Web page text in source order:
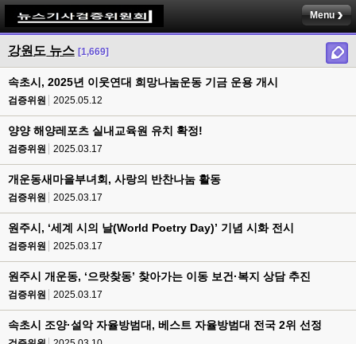
Menu
강원도 뉴스 [1,669]
속초시, 2025년 이웃연대 희망나눔운동 기금 운용 개시
검증위원 2025.05.12
양양 해양레포츠 실내교육원 유치 확정!
검증위원 2025.03.17
개운동새마을부녀회, 사랑의 반찬나눔 활동
검증위원 2025.03.17
원주시, ‘세계 시의 날(World Poetry Day)’ 기념 시화 전시
검증위원 2025.03.17
원주시 개운동, ‘으랏찾동’ 찾아가는 이동 보건·복지 상담 추진
검증위원 2025.03.17
속초시 조양·설악 자율방범대, 베스트 자율방범대 전국 2위 선정